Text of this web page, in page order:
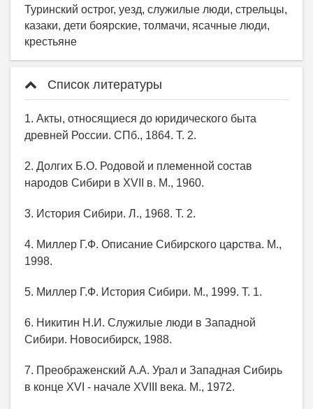
Туринский острог, уезд, служилые люди, стрельцы,
казаки, дети боярские, толмачи, ясачные люди,
крестьяне
Список литературы
1. Акты, относящиеся до юридического быта
древней России. СПб., 1864. Т. 2.
2. Долгих Б.О. Родовой и племенной состав
народов Сибири в XVII в. М., 1960.
3. История Сибири. Л., 1968. Т. 2.
4. Миллер Г.Ф. Описание Сибирского царства. М.,
1998.
5. Миллер Г.Ф. История Сибири. М., 1999. Т. 1.
6. Никитин Н.И. Служилые люди в Западной
Сибири. Новосибирск, 1988.
7. Преображенский А.А. Урал и Западная Сибирь
в конце XVI - начале XVIII века. М., 1972.